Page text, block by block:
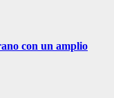
con un amplio